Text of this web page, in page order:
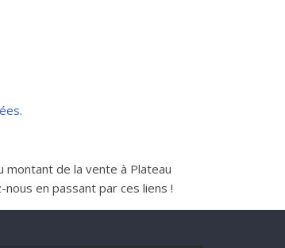
.
de la vente à Plateau
en passant par ces liens !